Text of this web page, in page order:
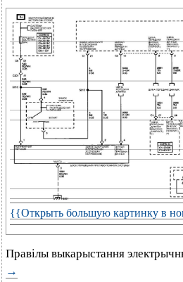
{{Открыть большую картинку в
Правілы выкарыстання
→